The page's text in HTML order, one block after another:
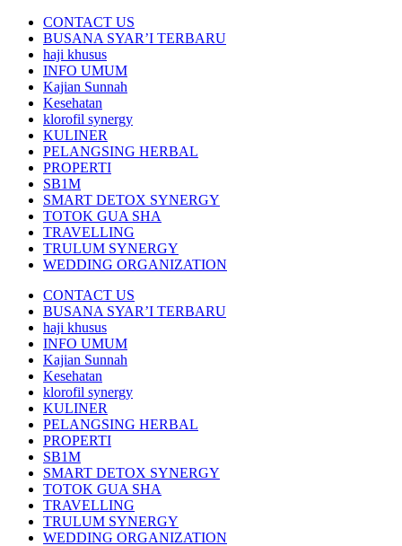
CONTACT US
BUSANA SYAR’I TERBARU
haji khusus
INFO UMUM
Kajian Sunnah
Kesehatan
klorofil synergy
KULINER
PELANGSING HERBAL
PROPERTI
SB1M
SMART DETOX SYNERGY
TOTOK GUA SHA
TRAVELLING
TRULUM SYNERGY
WEDDING ORGANIZATION
CONTACT US
BUSANA SYAR’I TERBARU
haji khusus
INFO UMUM
Kajian Sunnah
Kesehatan
klorofil synergy
KULINER
PELANGSING HERBAL
PROPERTI
SB1M
SMART DETOX SYNERGY
TOTOK GUA SHA
TRAVELLING
TRULUM SYNERGY
WEDDING ORGANIZATION